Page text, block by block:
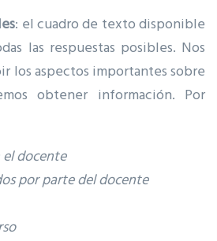
: el cuadro de texto disponible
las respuestas posibles. Nos
los aspectos importantes sobre
obtener información. Por
docente
por parte del docente